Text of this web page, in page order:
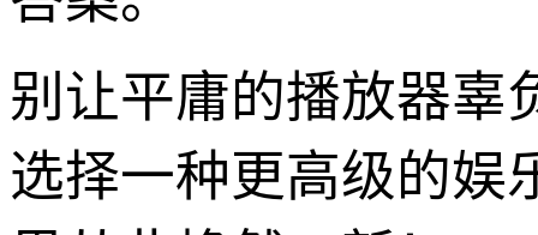
别让平庸的播放器辜
选择一种更高级的娱